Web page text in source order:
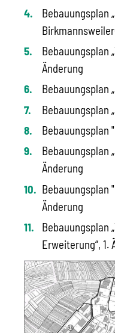
Bebauungsplan
Bebauungsplan
Änderung
Bebauungsplan
Bebauungsplan
Bebauungsplan
Bebauungsplan
Änderung
Bebauungsplan
Änderung
Bebauungsplan
Erweiterung“, 1.